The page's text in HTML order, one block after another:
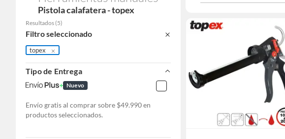
Pistola calafatera - topex
Resultados (5)
Filtro seleccionado
topex
Tipo de Entrega
Nuevo
Envío gratis al comprar sobre $49.990 en
productos seleccionados.